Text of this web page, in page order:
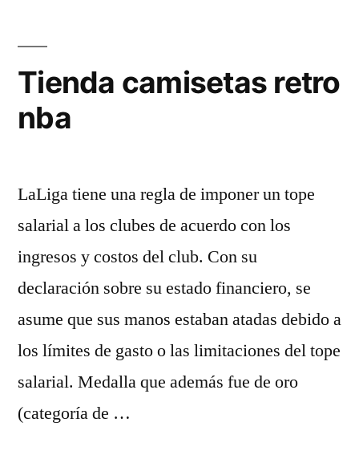
Tienda camisetas retro
nba
LaLiga tiene una regla de imponer un tope
salarial a los clubes de acuerdo con los
ingresos y costos del club. Con su
declaración sobre su estado financiero, se
asume que sus manos estaban atadas debido a
los límites de gasto o las limitaciones del tope
salarial. Medalla que además fue de oro
(categoría de …